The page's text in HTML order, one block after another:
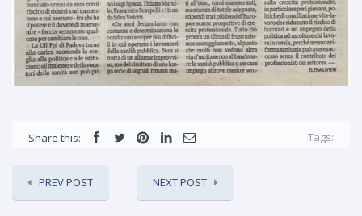
Share this: Tags:
PREV POST NEXT POST